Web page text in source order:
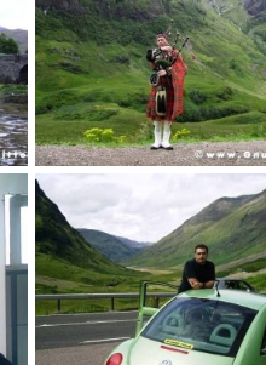
Le Foto dei Membri!
Avalon
18 Novembre 2009
0
2